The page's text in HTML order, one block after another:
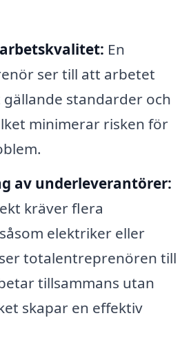
En
ser till att arbetet
standarder och
minimerar risken för
av underleverantörer:
kräver flera
elektriker eller
totalentreprenören till
tillsammans utan
skapar en effektiv